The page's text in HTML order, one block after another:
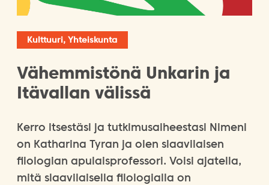
Kulttuuri, Yhteiskunta
Vähemmistönä Unkarin ja
Itävallan välissä
Kerro itsestäsi ja tutkimusaiheestasi Nimeni
on Katharina Tyran ja olen slaavilaisen
filologian apulaisprofessori. Voisi ajatella,
mitä slaavilaisella filologialla on